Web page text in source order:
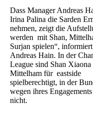
Dass Manager Andreas
Irina Palina die Sarden
nehmen, zeigt die
werden mit Shan,
Surjan spielen“,
Andreas Hain. In der
League sind Shan
Mittelham für eastside
spielberechtigt, in der
wegen ihres
nicht.